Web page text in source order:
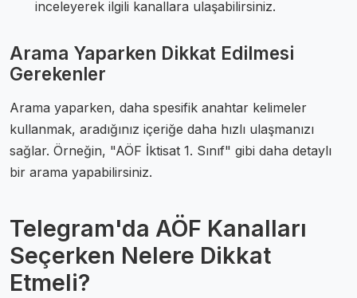
inceleyerek ilgili kanallara ulaşabilirsiniz.
Arama Yaparken Dikkat Edilmesi
Gerekenler
Arama yaparken, daha spesifik anahtar kelimeler
kullanmak, aradığınız içeriğe daha hızlı ulaşmanızı
sağlar. Örneğin, "AÖF İktisat 1. Sınıf" gibi daha detaylı
bir arama yapabilirsiniz.
Telegram'da AÖF Kanalları
Seçerken Nelere Dikkat
Etmeli?